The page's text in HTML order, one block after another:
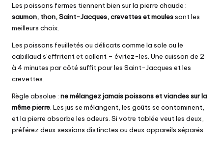
Les poissons fermes tiennent bien sur la pierre chaude :
saumon, thon, Saint-Jacques, crevettes et moulessont les
meilleurs choix.
Les poissons feuilletés ou délicats comme la sole ou le
cabillaud s’effritent et collent – évitez-les. Une cuisson de 2
à 4 minutes par côté suffit pour les Saint-Jacques et les
crevettes.
Règle absolue : ne mélangez jamais poissons et viandes sur la
même pierre. Les jus se mélangent, les goûts se contaminent,
et la pierre absorbe les odeurs. Si votre tablée veut les deux,
préférez deux sessions distinctes ou deux appareils séparés.